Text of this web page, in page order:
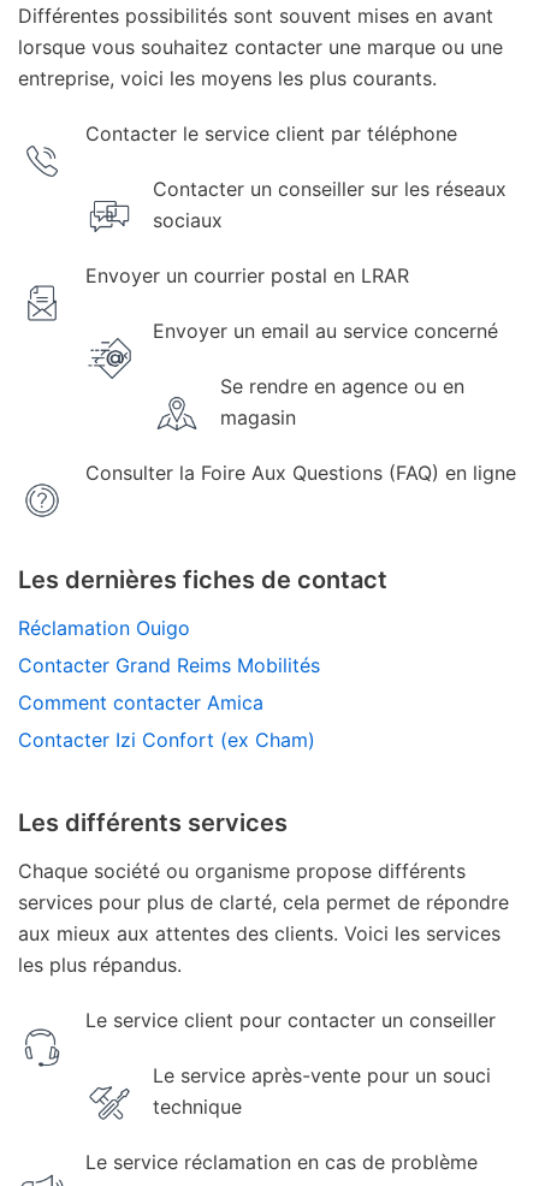
Différentes possibilités sont souvent mises en avant
lorsque vous souhaitez contacter une marque ou une
entreprise, voici les moyens les plus courants.
Contacter le service client par téléphone
Contacter un conseiller sur les réseaux
sociaux
Envoyer un courrier postal en LRAR
Envoyer un email au service concerné
Se rendre en agence ou en
magasin
Consulter la Foire Aux Questions (FAQ) en ligne
Les dernières fiches de contact
Réclamation Ouigo
Contacter Grand Reims Mobilités
Comment contacter Amica
Contacter Izi Confort (ex Cham)
Les différents services
Chaque société ou organisme propose différents
services pour plus de clarté, cela permet de répondre
aux mieux aux attentes des clients. Voici les services
les plus répandus.
Le service client pour contacter un conseiller
Le service après-vente pour un souci
technique
Le service réclamation en cas de problème